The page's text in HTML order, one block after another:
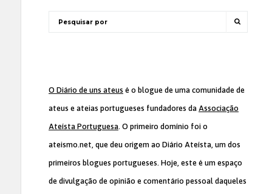
O Diário de uns ateus é o blogue de uma comunidade de
ateus e ateias portugueses fundadores da Associação
Ateísta Portuguesa. O primeiro domínio foi o
ateismo.net, que deu origem ao Diário Ateísta, um dos
primeiros blogues portugueses. Hoje, este é um espaço
de divulgação de opinião e comentário pessoal daqueles